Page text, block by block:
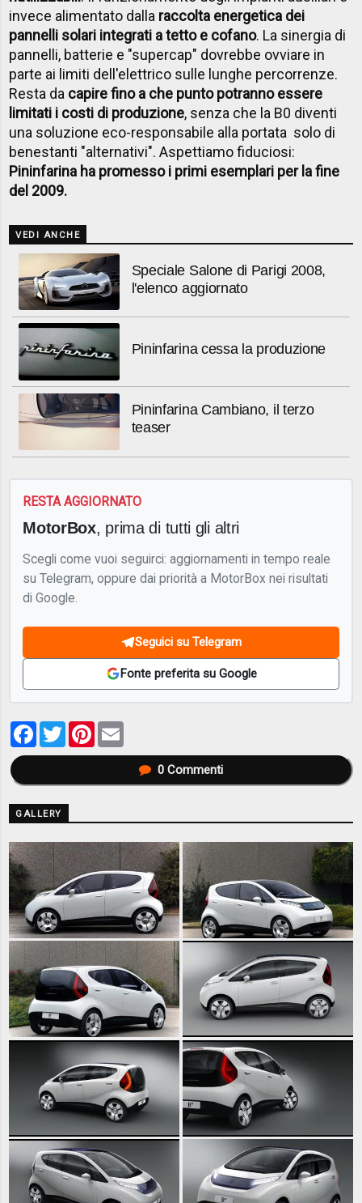
invece alimentato dalla raccolta energetica dei
pannelli solari integrati a tetto e cofano. La sinergia di
pannelli, batterie e "supercap" dovrebbe ovviare in
parte ai limiti dell'elettrico sulle lunghe percorrenze.
Resta da capire fino a che punto potranno essere
limitati i costi di produzione, senza che la B0 diventi
una soluzione eco-responsabile alla portata solo di
benestanti "alternativi". Aspettiamo fiduciosi:
Pininfarina ha promesso i primi esemplari per la fine
del 2009.
VEDI ANCHE
Speciale Salone di Parigi 2008,
l'elenco aggiornato
Pininfarina cessa la produzione
Pininfarina Cambiano, il terzo
teaser
RESTA AGGIORNATO
MotorBox, prima di tutti gli altri
Scegli come vuoi seguirci: aggiornamenti in tempo reale
su Telegram, oppure dai priorità a MotorBox nei risultati
di Google.
Seguici su Telegram
Fonte preferita su Google
Facebook
TwitterPinterest
0Commenti
GALLERY